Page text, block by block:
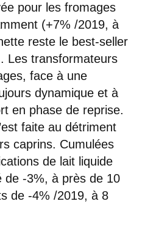
pour les fromages
(+7% /2019, à
reste le best-seller
Les transformateurs
face à une
dynamique et à
en phase de reprise.
faite au détriment
caprins. Cumulées
de lait liquide
de -3%, à près de 10
de -4% /2019, à 8